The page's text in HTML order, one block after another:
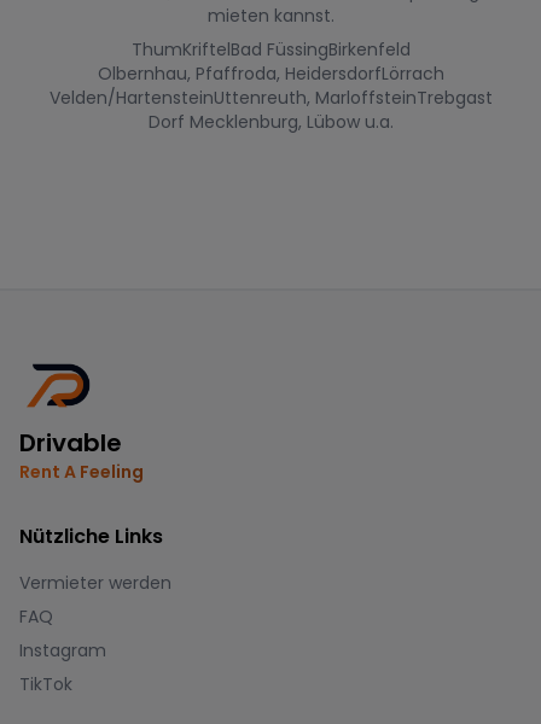
mieten kannst.
ThumKriftelBad FüssingBirkenfeld
Olbernhau, Pfaffroda, HeidersdorfLörrach
Velden/HartensteinUttenreuth, MarloffsteinTrebgast
Dorf Mecklenburg, Lübow u.a.
Drivable
Rent A Feeling
Nützliche Links
Vermieter werden
FAQ
Instagram
TikTok